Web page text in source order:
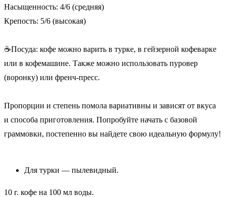
Насыщенность: 4/6 (средняя)
Крепость: 5/6 (высокая)
☕Посуда: кофе можно варить в турке, в гейзерной кофеварке
или в кофемашине. Также можно использовать пуровер
(воронку) или френч-пресс.
Пропорции и степень помола вариативны и зависят от вкуса
и способа приготовления. Попробуйте начать с базовой
граммовки, постепенно вы найдете свою идеальную формулу!
Для турки — пылевидный.
10 г. кофе на 100 мл воды.